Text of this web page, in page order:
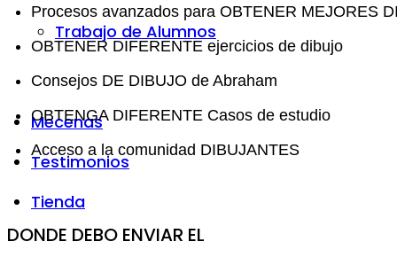
Trabajo de Alumnos
Mecenas
Testimonios
Tienda
Procesos avanzados para OBTENER MEJORES
OBTENER DIFERENTE ejercicios de dibujo
Consejos DE DIBUJO de Abraham
OBTENGA DIFERENTE Casos de estudio
Acceso a la comunidad DIBUJANTES
DONDE DEBO ENVIAR EL